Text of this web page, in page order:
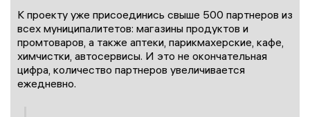
К проекту уже присоединись свыше 500 партнеров из
всех муниципалитетов: магазины продуктов и
промтоваров, а также аптеки, парикмахерские, кафе,
химчистки, автосервисы. И это не окончательная
цифра, количество партнеров увеличивается
ежедневно.